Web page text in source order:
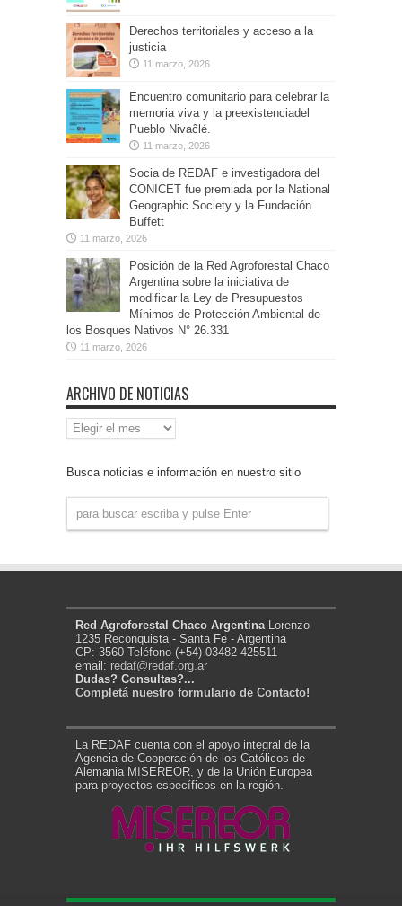
Derechos territoriales y acceso a la
justicia
11 marzo, 2026
Encuentro comunitario para celebrar la
memoria viva y la preexistenciadel
Pueblo Nivaĉlé.
11 marzo, 2026
Socia de REDAF e investigadora del
CONICET fue premiada por la National
Geographic Society y la Fundación
Buffett
11 marzo, 2026
Posición de la Red Agroforestal Chaco
Argentina sobre la iniciativa de
modificar la Ley de Presupuestos
Mínimos de Protección Ambiental de
los Bosques Nativos N° 26.331
11 marzo, 2026
ARCHIVO DE NOTICIAS
Archivo
de
Busca noticias e información en nuestro sitio
Red Agroforestal Chaco Argentina Lorenzo
1235 Reconquista - Santa Fe - Argentina
CP: 3560 Teléfono (+54) 03482 425511
email: redaf@redaf.org.ar
Dudas? Consultas?...
Completá nuestro formulario de Contacto!
La REDAF cuenta con el apoyo integral de la
Agencia de Cooperación de los Católicos de
Alemania MISEREOR, y de la Unión Europea
para proyectos específicos en la región.